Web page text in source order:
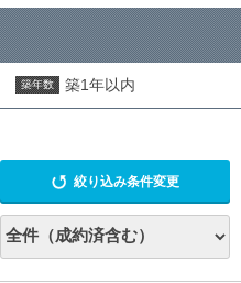
築年数 築1年以内
絞り込み条件変更